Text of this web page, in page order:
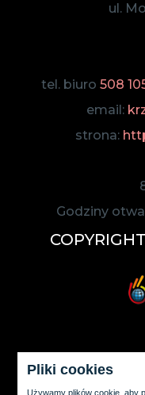
ul.
tel. biuro 508
email:
strona:
Godziny
Pliki cookies
Używamy plików cookie, aby